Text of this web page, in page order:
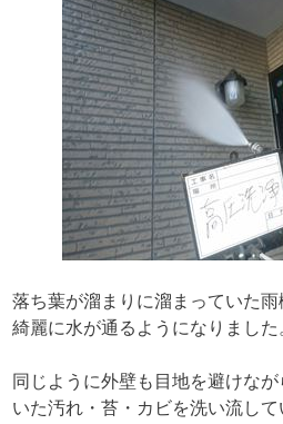
落ち葉が溜まりに溜まっていた
綺麗に水が通るようになりました
同じように外壁も目地を避けな
いた汚れ・苔・カビを洗い流し